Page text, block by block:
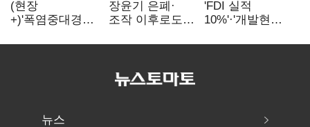
(현장
+)'폭염중대경보'
이주노동자는
장윤기 은폐·
조작 이후로도
내부비위…경찰
'FDI 실적
10%'·'개발현안
인천경제청장
뉴스